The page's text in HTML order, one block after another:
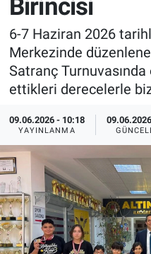
Birincisi
6-7 Haziran 2026
Merkezinde
Satranç
ettikleri derecelerle
09.06.2026 - 10:18
YAYINLANMA
Sağlık
Yerel
Genel
Asayiş
İlan - Duyuru- Mesaj
Türkiye Gündemi
Sizden Gelenler
Yaşam
Sağlık
Eğitim
Kültür
İlan - Duyuru- Mesaj
Türkiye Gündemi
Sizden Gelenler